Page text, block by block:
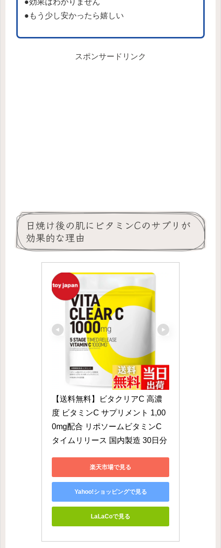
●効果はわかりません
●もう少し安かったら嬉しい
スポンサードリンク
日焼け後の肌にビタミンCのサプリが
効果的な理由
【送料無料】ビタクリアC 高濃
度 ビタミンC サプリメント 1,00
0mg配合 リポソームビタミンC
タイムリリース 国内製造 30日分
楽天市場で見る
Yahoo!ショッピングで見る
LaLaCoで見る